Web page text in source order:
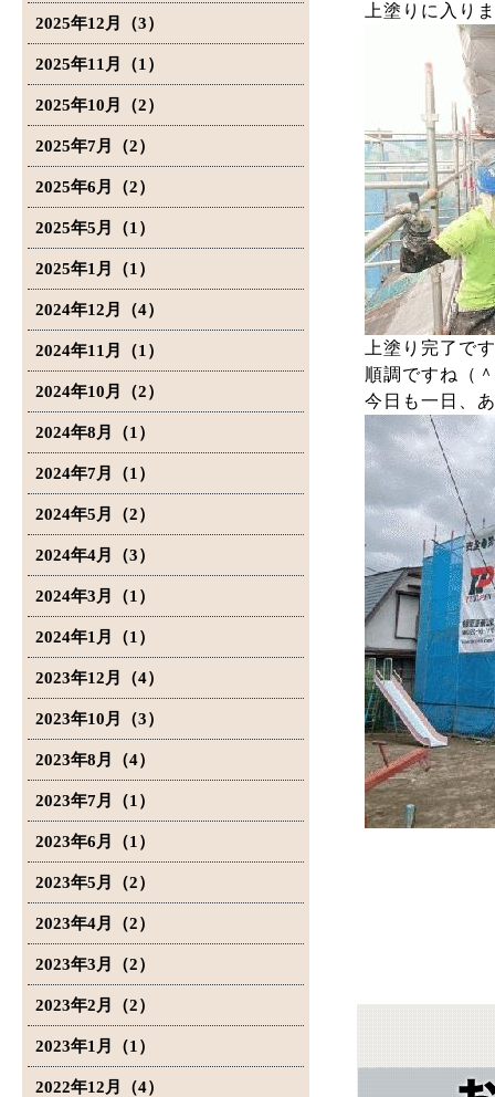
2025年12月（3）
2025年11月（1）
2025年10月（2）
2025年7月（2）
2025年6月（2）
2025年5月（1）
2025年1月（1）
2024年12月（4）
2024年11月（1）
2024年10月（2）
2024年8月（1）
2024年7月（1）
2024年5月（2）
2024年4月（3）
2024年3月（1）
2024年1月（1）
2023年12月（4）
2023年10月（3）
2023年8月（4）
2023年7月（1）
2023年6月（1）
2023年5月（2）
2023年4月（2）
2023年3月（2）
2023年2月（2）
2023年1月（1）
2022年12月（4）
上塗りに入り
上塗り完了で
順調ですね（
今日も一日、